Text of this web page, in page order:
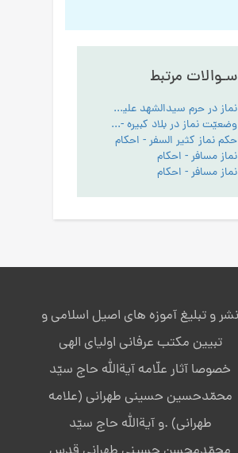
سـوالات مرتبط
نماز در حرم سیدالشهد علیه السلام و مسجد کوفه - احکام
وضعیّت نماز در بلاد کبیره - احکام
حکم نماز کثیر السفر - احکام
نماز مسافر - احکام
نماز مسافر - احکام
نشر و تبلیغ آموزه های اصیل اسلامی و
تبیین مکتب عرفانی اولیای الهی
خصوصا آثار علّامه آیةالله حاج سیّد
محمّدحسین حسینی طهرانی (علامه
طهرانی) .و آیةالله حاج سیّد